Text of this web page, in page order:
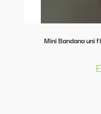
Mini Bandana uni